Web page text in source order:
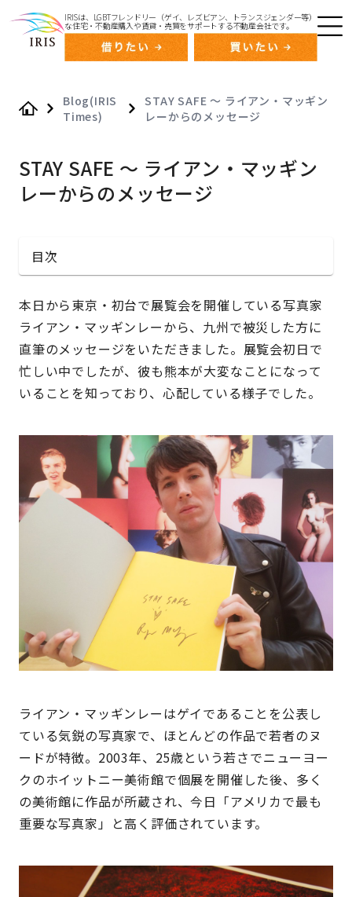
IRISは、LGBTフレンドリー（ゲイ、レズビアン、トランスジェンダー等）
な住宅・不動産購入や賃貸・売買をサポートする不動産会社です。
Blog(IRIS
Times)
STAY SAFE ～ ライアン・マッギン
レーからのメッセージ
STAY SAFE ～ ライアン・マッギン
レーからのメッセージ
本日から東京・初台で展覧会を開催している写真家
ライアン・マッギンレーから、九州で被災した方に
直筆のメッセージをいただきました。展覧会初日で
忙しい中でしたが、彼も熊本が大変なことになって
いることを知っており、心配している様子でした。
ライアン・マッギンレーはゲイであることを公表し
ている気鋭の写真家で、ほとんどの作品で若者のヌ
ードが特徴。2003年、25歳という若さでニューヨー
クのホイットニー美術館で個展を開催した後、多く
の美術館に作品が所蔵され、今日「アメリカで最も
重要な写真家」と高く評価されています。
目次